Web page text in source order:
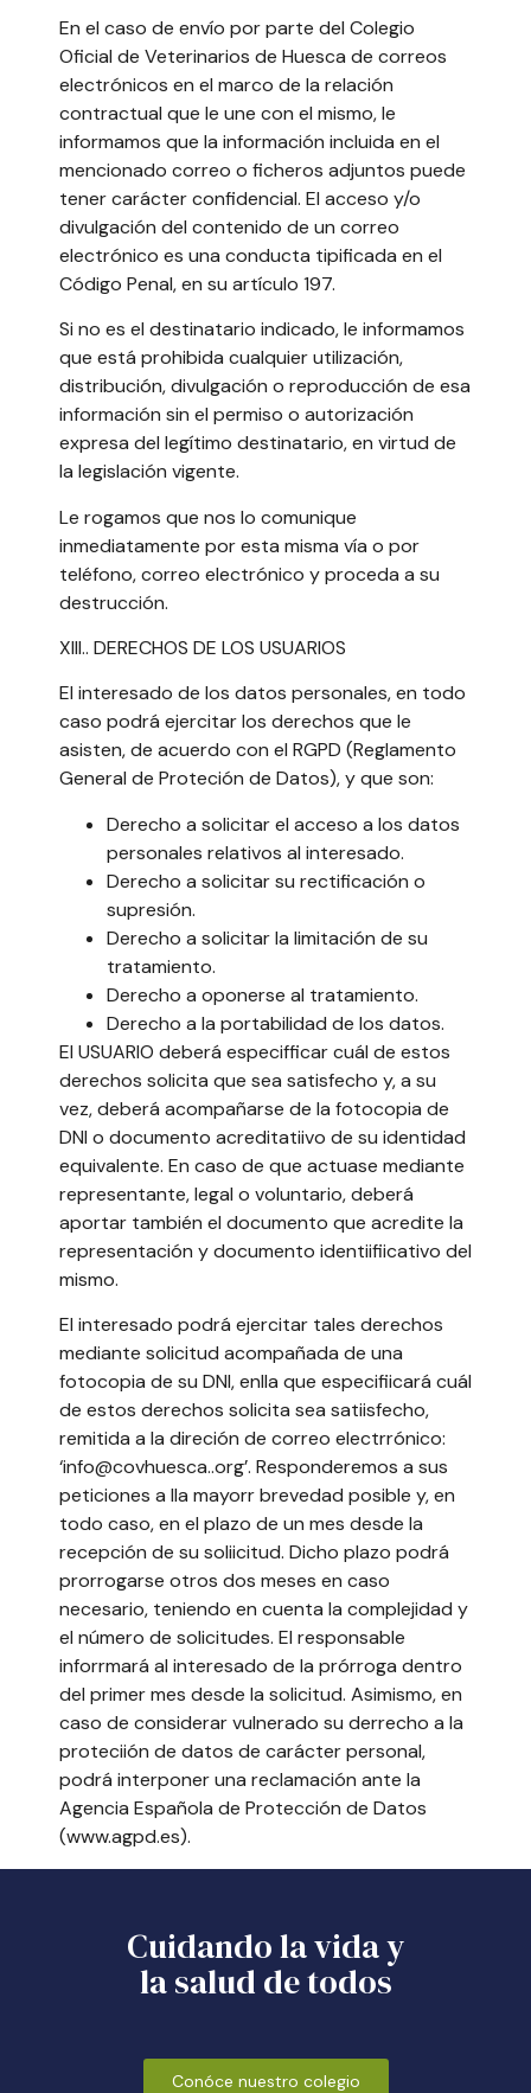
En el caso de envío por parte del Colegio
Oficial de Veterinarios de Huesca de correos
electrónicos en el marco de la relación
contractual que le une con el mismo, le
informamos que la información incluida en el
mencionado correo o ficheros adjuntos puede
tener carácter confidencial. El acceso y/o
divulgación del contenido de un correo
electrónico es una conducta tipificada en el
Código Penal, en su artículo 197.
Si no es el destinatario indicado, le informamos
que está prohibida cualquier utilización,
distribución, divulgación o reproducción de esa
información sin el permiso o autorización
expresa del legítimo destinatario, en virtud de
la legislación vigente.
Le rogamos que nos lo comunique
inmediatamente por esta misma vía o por
teléfono, correo electrónico y proceda a su
destrucción.
XIII.. DERECHOS DE LOS USUARIOS
El interesado de los datos personales, en todo
caso podrá ejercitar los derechos que le
asisten, de acuerdo con el RGPD (Reglamento
General de Proteción de Datos), y que son:
Derecho a solicitar el acceso a los datos
personales relativos al interesado.
Derecho a solicitar su rectificación o
supresión.
Derecho a solicitar la limitación de su
tratamiento.
Derecho a oponerse al tratamiento.
Derecho a la portabilidad de los datos.
El USUARIO deberá especifficar cuál de estos
derechos solicita que sea satisfecho y, a su
vez, deberá acompañarse de la fotocopia de
DNI o documento acreditatiivo de su identidad
equivalente. En caso de que actuase mediante
representante, legal o voluntario, deberá
aportar también el documento que acredite la
representación y documento identiifiicativo del
mismo.
El interesado podrá ejercitar tales derechos
mediante solicitud acompañada de una
fotocopia de su DNI, enlla que especifiicará cuál
de estos derechos solicita sea satiisfecho,
remitida a la direción de correo electrrónico:
‘info@covhuesca..org’. Responderemos a sus
peticiones a lla mayorr brevedad posible y, en
todo caso, en el plazo de un mes desde la
recepción de su soliicitud. Dicho plazo podrá
prorrogarse otros dos meses en caso
necesario, teniendo en cuenta la complejidad y
el número de solicitudes. El responsable
inforrmará al interesado de la prórroga dentro
del primer mes desde la solicitud. Asimismo, en
caso de considerar vulnerado su derrecho a la
proteciión de datos de carácter personal,
podrá interponer una reclamación ante la
Agencia Española de Protección de Datos
(www.agpd.es).
Cuidando la vida y
la salud de todos
Conóce nuestro colegio